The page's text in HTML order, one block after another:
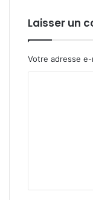
Laisser un
Votre adresse
t